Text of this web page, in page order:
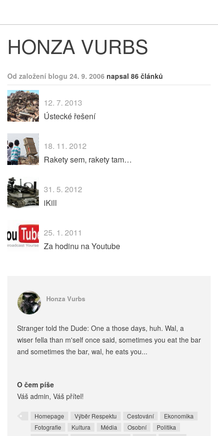
HONZA VURBS
Od založení blogu 24. 9. 2006 napsal 86 článků
12. 7. 2013
Ústecké řešení
18. 11. 2012
Rakety sem, rakety tam…
31. 5. 2012
iKill
25. 1. 2011
Za hodinu na Youtube
Honza Vurbs
Stranger told the Dude: One a those days, huh. Wal, a
wiser fella than m'self once said, sometimes you eat the bar
and sometimes the bar, wal, he eats you...
O čem píše
Váš admin, Váš přítel!
Homepage Výběr Respektu Cestování
Ekonomika
Fotografie
Kultura Média Osobní
Politika